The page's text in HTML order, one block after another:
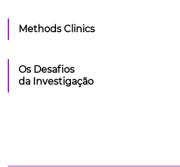
Methods Clinics
Os Desafios
da Investigação